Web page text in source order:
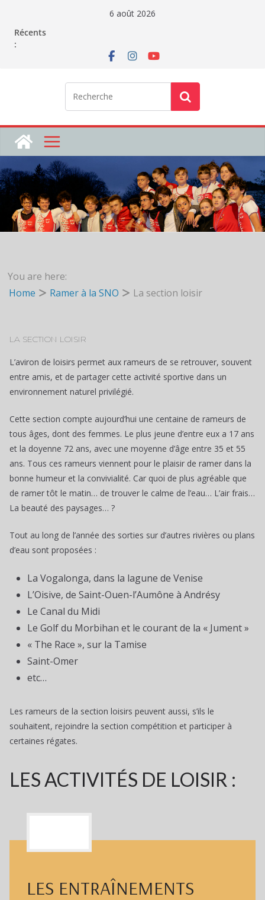
contenu
6 août 2026
Récents
:
You are here:
Home
Ramer à la SNO La section loisir
LA SECTION LOISIR
L’aviron de loisirs permet aux rameurs de se retrouver, souvent
entre amis, et de partager cette activité sportive dans un
environnement naturel privilégié.
Cette section compte aujourd’hui une centaine de rameurs de
tous âges, dont des femmes. Le plus jeune d’entre eux a 17 ans
et la doyenne 72 ans, avec une moyenne d’âge entre 35 et 55
ans. Tous ces rameurs viennent pour le plaisir de ramer dans la
bonne humeur et la convivialité. Car quoi de plus agréable que
de ramer tôt le matin… de trouver le calme de l’eau… L’air frais…
La beauté des paysages… ?
Tout au long de l’année des sorties sur d’autres rivières ou plans
d’eau sont proposées :
La Vogalonga, dans la lagune de Venise
L’Oisive, de Saint-Ouen-l’Aumône à Andrésy
Le Canal du Midi
Le Golf du Morbihan et le courant de la « Jument »
« The Race », sur la Tamise
Saint-Omer
etc…
Les rameurs de la section loisirs peuvent aussi, s’ils le
souhaitent, rejoindre la section compétition et participer à
certaines régates.
LES ACTIVITÉS DE LOISIR :
LES ENTRAÎNEMENTS